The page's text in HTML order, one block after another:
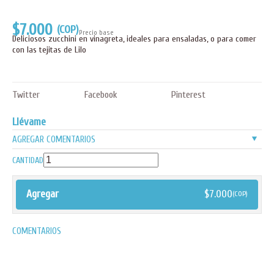
$7.000 (COP)Precio base
Deliciosos zucchini en vinagreta, ideales para ensaladas, o para comer
con las tejitas de Lilo
Twitter Facebook Pinterest
Llévame
AGREGAR COMENTARIOS v
CANTIDAD
Agregar $7.000(COP)
COMENTARIOS